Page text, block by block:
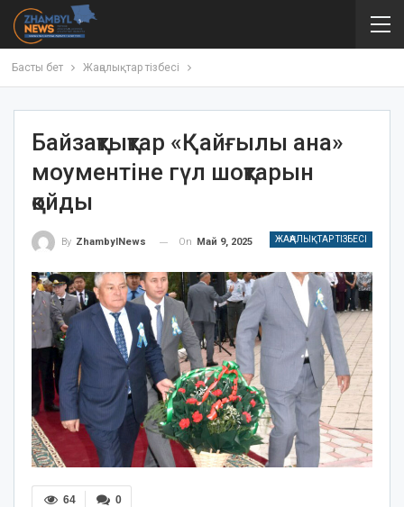
Басты бет Жаңалықтар тізбесі
Байзақтықтар «Қайғылы ана»
моументіне гүл шоқтарын
қойды
ЖАҢАЛЫҚТАР ТІЗБЕСІ
By ZhambylNews On Май 9, 2025
0
64